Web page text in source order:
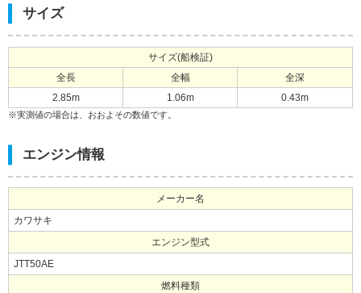
サイズ
サイズ(船検証)
全長
全幅
全深
2.85m
1.06m 0.43m
※実測値の場合は、おおよその数値です。
エンジン情報
メーカー名
カワサキ
エンジン型式
JTT50AE
燃料種類